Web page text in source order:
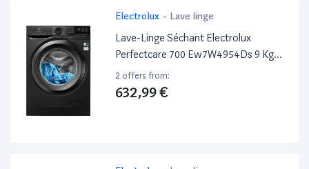
Electrolux - Lave linge
Lave-Linge Séchant Electrolux
Perfectcare 700 Ew7W4954Ds 9 Kg
Argent Foncé
2 offers from:
632,99 €